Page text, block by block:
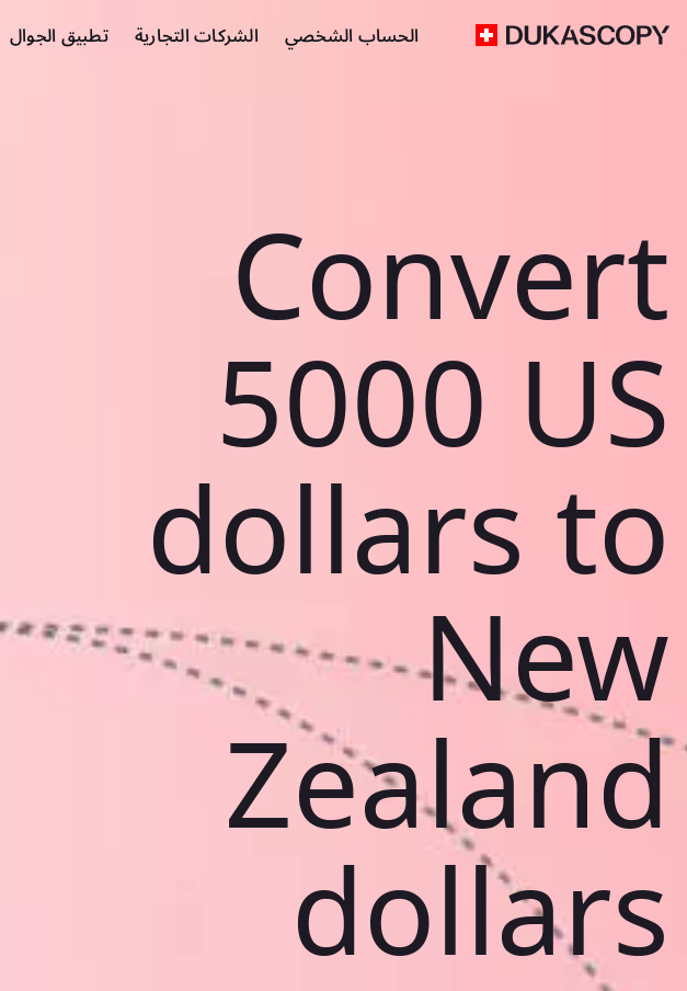
الحساب الشخصي الشركات التجارية تطبيق الجوال
Convert
5000 US
dollars to
New
Zealand
dollars